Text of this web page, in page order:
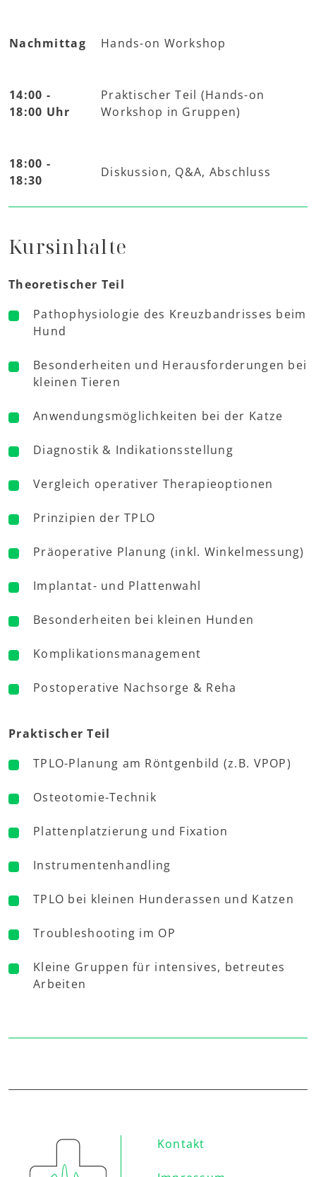
Nachmittag Hands-on Workshop
14:00 -
18:00 Uhr
Praktischer Teil (Hands-on
Workshop in Gruppen)
18:00 -
18:30
Diskussion, Q&A, Abschluss
Kursinhalte
Theoretischer Teil
Pathophysiologie des Kreuzbandrisses beim
Hund
Besonderheiten und Herausforderungen bei
kleinen Tieren
Anwendungsmöglichkeiten bei der Katze
Diagnostik & Indikationsstellung
Vergleich operativer Therapieoptionen
Prinzipien der TPLO
Präoperative Planung (inkl. Winkelmessung)
Implantat- und Plattenwahl
Besonderheiten bei kleinen Hunden
Komplikationsmanagement
Postoperative Nachsorge & Reha
Praktischer Teil
TPLO-Planung am Röntgenbild (z.B. VPOP)
Osteotomie-Technik
Plattenplatzierung und Fixation
Instrumentenhandling
TPLO bei kleinen Hunderassen und Katzen
Troubleshooting im OP
Kleine Gruppen für intensives, betreutes
Arbeiten
Kontakt